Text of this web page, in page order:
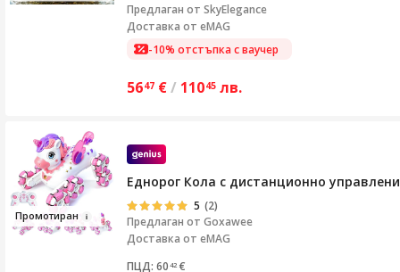
Предлаган от SkyElegance
Доставка от eMAG
-10% отстъпка с ваучер
5647 €/ 11045 лв.
Промотиран
Еднорог Кола с дистанционно
5 (2)
Предлаган от Goxawee
Доставка от eMAG
ПЦД: 60 42 €